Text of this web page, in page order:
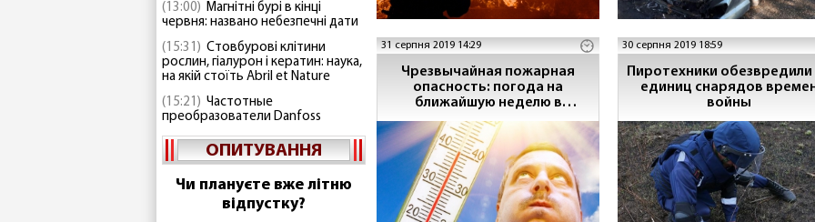
(13:00) Магнітні бурі в кінці
червня: названо небезпечні дати
(15:31) Стовбурові клітини
рослин, гіалурон і кератин: наука,
на якій стоїть Abril et Nature
(15:21) Частотные
преобразователи Danfoss
ОПИТУВАННЯ
Чи плануєте вже літню
відпустку?
31 серпня 2019 14:29
Чрезвычайная пожарная
опасность: погода на
ближайшую неделю в
Запорожской области
30 серпня 2019 18:59
Пиротехники обезвредили
единиц снарядов
войны